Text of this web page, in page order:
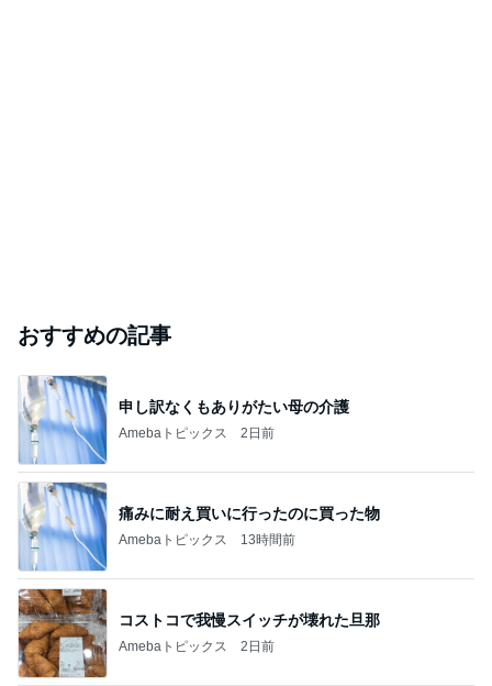
おすすめの記事
申し訳なくもありがたい母の介護
Amebaトピックス 2日前
痛みに耐え買いに行ったのに買った物
Amebaトピックス 13時間前
コストコで我慢スイッチが壊れた旦那
Amebaトピックス 2日前